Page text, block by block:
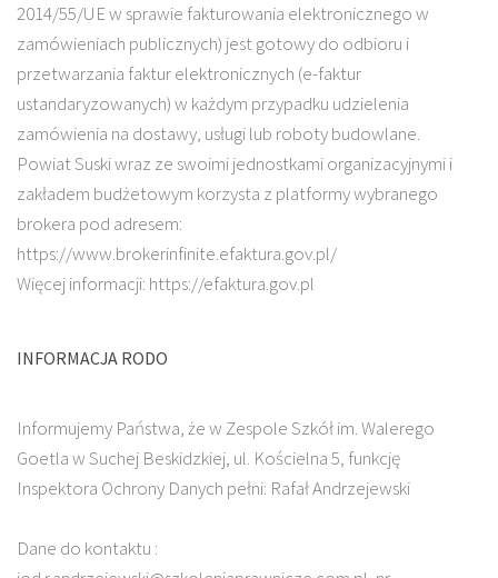
2014/55/UE w sprawie fakturowania elektronicznego w
zamówieniach publicznych) jest gotowy do odbioru i
przetwarzania faktur elektronicznych (e-faktur
ustandaryzowanych) w każdym przypadku udzielenia
zamówienia na dostawy, usługi lub roboty budowlane.
Powiat Suski wraz ze swoimi jednostkami organizacyjnymi i
zakładem budżetowym korzysta z platformy wybranego
brokera pod adresem:
https://www.brokerinfinite.efaktura.gov.pl/
Więcej informacji: https://efaktura.gov.pl
INFORMACJA RODO
Informujemy Państwa, że w Zespole Szkół im. Walerego
Goetla w Suchej Beskidzkiej, ul. Kościelna 5, funkcję
Inspektora Ochrony Danych pełni: Rafał Andrzejewski
Dane do kontaktu :